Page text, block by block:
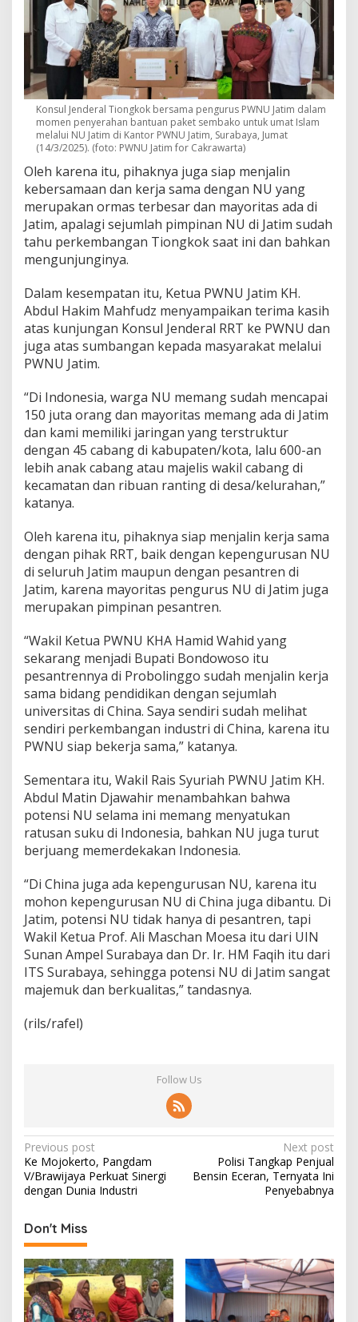
Konsul Jenderal Tiongkok bersama pengurus PWNU Jatim dalam
momen penyerahan bantuan paket sembako untuk umat Islam
melalui NU Jatim di Kantor PWNU Jatim, Surabaya, Jumat
(14/3/2025). (foto: PWNU Jatim for Cakrawarta)
Oleh karena itu, pihaknya juga siap menjalin
kebersamaan dan kerja sama dengan NU yang
merupakan ormas terbesar dan mayoritas ada di
Jatim, apalagi sejumlah pimpinan NU di Jatim sudah
tahu perkembangan Tiongkok saat ini dan bahkan
mengunjunginya.
Dalam kesempatan itu, Ketua PWNU Jatim KH.
Abdul Hakim Mahfudz menyampaikan terima kasih
atas kunjungan Konsul Jenderal RRT ke PWNU dan
juga atas sumbangan kepada masyarakat melalui
PWNU Jatim.
“Di Indonesia, warga NU memang sudah mencapai
150 juta orang dan mayoritas memang ada di Jatim
dan kami memiliki jaringan yang terstruktur
dengan 45 cabang di kabupaten/kota, lalu 600-an
lebih anak cabang atau majelis wakil cabang di
kecamatan dan ribuan ranting di desa/kelurahan,”
katanya.
Oleh karena itu, pihaknya siap menjalin kerja sama
dengan pihak RRT, baik dengan kepengurusan NU
di seluruh Jatim maupun dengan pesantren di
Jatim, karena mayoritas pengurus NU di Jatim juga
merupakan pimpinan pesantren.
“Wakil Ketua PWNU KHA Hamid Wahid yang
sekarang menjadi Bupati Bondowoso itu
pesantrennya di Probolinggo sudah menjalin kerja
sama bidang pendidikan dengan sejumlah
universitas di China. Saya sendiri sudah melihat
sendiri perkembangan industri di China, karena itu
PWNU siap bekerja sama,” katanya.
Sementara itu, Wakil Rais Syuriah PWNU Jatim KH.
Abdul Matin Djawahir menambahkan bahwa
potensi NU selama ini memang menyatukan
ratusan suku di Indonesia, bahkan NU juga turut
berjuang memerdekakan Indonesia.
“Di China juga ada kepengurusan NU, karena itu
mohon kepengurusan NU di China juga dibantu. Di
Jatim, potensi NU tidak hanya di pesantren, tapi
Wakil Ketua Prof. Ali Maschan Moesa itu dari UIN
Sunan Ampel Surabaya dan Dr. Ir. HM Faqih itu dari
ITS Surabaya, sehingga potensi NU di Jatim sangat
majemuk dan berkualitas,” tandasnya.
(rils/rafel)
Follow Us
P
o
s
t
n
a
v
i
Previous post
Ke Mojokerto, Pangdam
V/Brawijaya Perkuat Sinergi
dengan Dunia Industri
Next post
Polisi Tangkap Penjual
Bensin Eceran, Ternyata Ini
Penyebabnya
Don't Miss